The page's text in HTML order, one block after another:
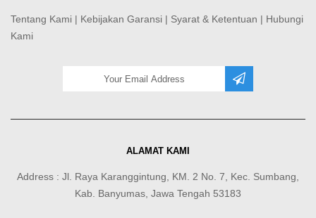
Tentang Kami | Kebijakan Garansi | Syarat & Ketentuan | Hubungi
Kami
ALAMAT KAMI
Address : Jl. Raya Karanggintung, KM. 2 No. 7, Kec. Sumbang,
Kab. Banyumas, Jawa Tengah 53183